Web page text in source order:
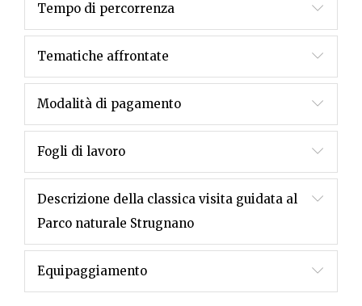
Tempo di percorrenza
Tematiche affrontate
Modalità di pagamento
Fogli di lavoro
Descrizione della classica visita guidata al
Parco naturale Strugnano
Equipaggiamento